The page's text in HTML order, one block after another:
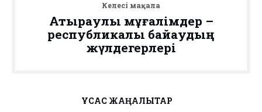
Келесі мақала
Атыраулық мұғалімдер –
республикалық байқаудың
жүлдегерлері
ҰҚСАС ЖАҢАЛЫҚТАР